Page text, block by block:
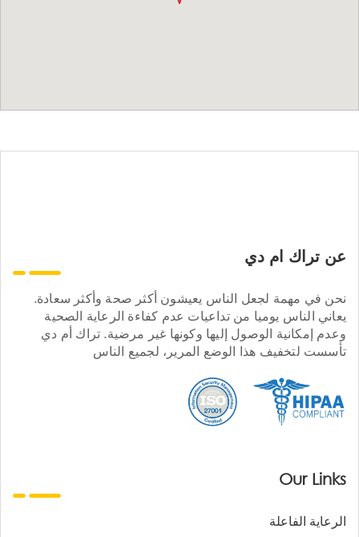
عن تراك ام دي
نحن في مهمة لجعل الناس يعيشون أكثر صحة وأكثر سعادة.
يعاني الناس يوميا من تداعيات عدم كفاءة الرعاية الصحية
وعدم إمكانية الوصول إليها وكونها غير مرضية. تراك أم دي
تأسست لتخفيف هذا الوضع المرير، لجميع الناس
Our Links
الرعاية الفاعلة